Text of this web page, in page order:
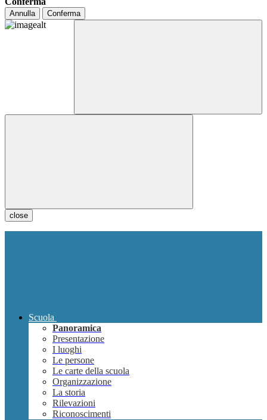
Annulla Conferma
close
Scuola
Panoramica
Presentazione
I luoghi
Le persone
Le carte della scuola
Organizzazione
La storia
Rilevazioni
Riconoscimenti